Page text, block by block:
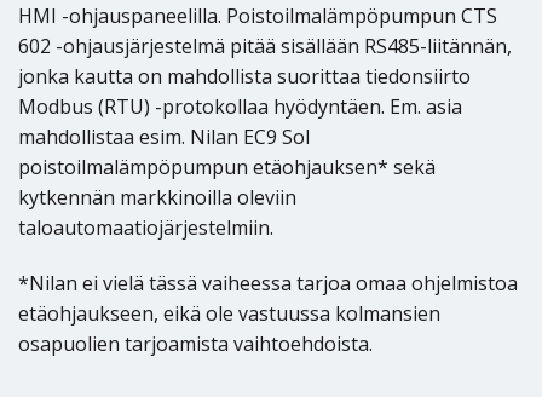
HMI -ohjauspaneelilla. Poistoilmalämpöpumpun CTS
602 -ohjausjärjestelmä pitää sisällään RS485-liitännän,
jonka kautta on mahdollista suorittaa tiedonsiirto
Modbus (RTU) -protokollaa hyödyntäen. Em. asia
mahdollistaa esim. Nilan EC9 Sol
poistoilmalämpöpumpun etäohjauksen* sekä
kytkennän markkinoilla oleviin
taloautomaatiojärjestelmiin.
*Nilan ei vielä tässä vaiheessa tarjoa omaa ohjelmistoa
etäohjaukseen, eikä ole vastuussa kolmansien
osapuolien tarjoamista vaihtoehdoista.